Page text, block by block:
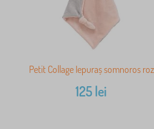
Petit Collage Iepuraș somnoros roz
125lei